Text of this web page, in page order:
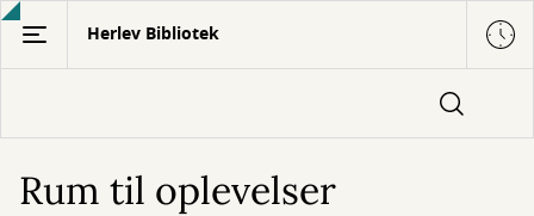
Gå
hovedindhold
Herlev Bibliotek
Rum til oplevelser